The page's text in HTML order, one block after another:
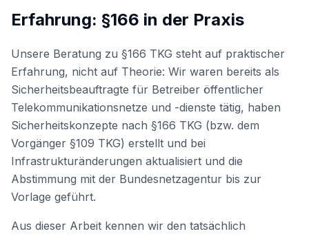
Erfahrung: §166 in der Praxis
Unsere Beratung zu §166 TKG steht auf praktischer
Erfahrung, nicht auf Theorie: Wir waren bereits als
Sicherheitsbeauftragte für Betreiber öffentlicher
Telekommunikationsnetze und -dienste tätig, haben
Sicherheitskonzepte nach §166 TKG (bzw. dem
Vorgänger §109 TKG) erstellt und bei
Infrastrukturänderungen aktualisiert und die
Abstimmung mit der Bundesnetzagentur bis zur
Vorlage geführt.
Aus dieser Arbeit kennen wir den tatsächlich